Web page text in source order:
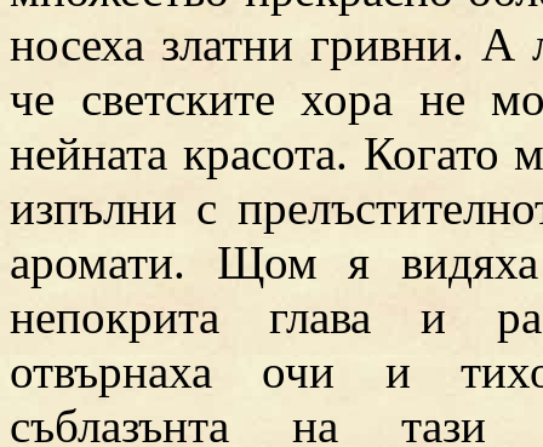
носеха златни гривни. А
че светските хора не
нейната красота. Когато
изпълни с
аромати. Щом я
непокрита глава и
отвърнаха очи и
съблазънта на